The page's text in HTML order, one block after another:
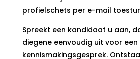
profielschets per e-mail
Spreekt een kandidaat u aan,
diegene eenvoudig uit voor
kennismakingsgesprek.